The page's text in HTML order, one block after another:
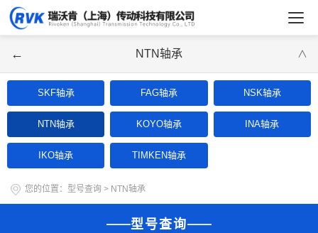
← NTN轴承 ∨
SKF轴承 FAG轴承 NSK轴承
NTN轴承 KOYO轴承 INA轴承
IKO轴承 TIMKEN轴承
您的位置： 型号查询 > NTN轴承
型号查询